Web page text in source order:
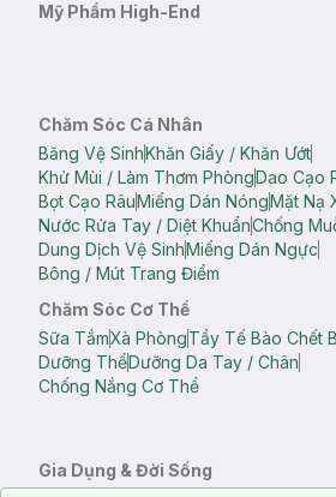
Mỹ Phẩm High-End
Chăm Sóc Cá Nhân
Băng Vệ SinhKhăn Giấy / Khăn Ướt
Khử Mùi / Làm Thơm PhòngDao Cạo
Bọt Cạo RâuMiếng Dán NóngMặt Nạ
Nước Rửa Tay / Diệt KhuẩnChống
Dung Dịch Vệ SinhMiếng Dán Ngực
Bông / Mút Trang Điểm
Chăm Sóc Cơ Thể
Sữa TắmXà PhòngTẩy Tế Bào Chết
Dưỡng ThểDưỡng Da Tay / Chân
Chống Nắng Cơ Thể
Gia Dụng & Đời Sống